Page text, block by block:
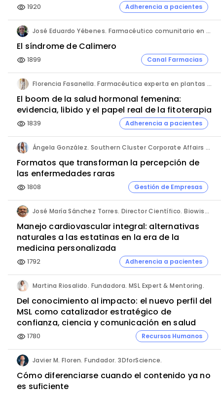
visibility 1920 Adherencia a pacientes
José Eduardo Yébenes. Farmacéutico comunitario en Mijas (Málaga).
El síndrome de Calimero
visibility 1899 Canal Farmacias
Florencia Fasanella. Farmacéutica experta en plantas medicinales.
El boom de la salud hormonal femenina:
evidencia, libido y el papel real de la fitoterapia
visibility 1839 Adherencia a pacientes
Ángela González. Southern Cluster Corporate Affairs & Patient Partnership Director. Kyowa Kirin.
Formatos que transforman la percepción de
las enfermedades raras
visibility 1808 Gestión de Empresas
José María Sánchez Torres. Director Científico. Biowise Pharmaceuticals.
Manejo cardiovascular integral: alternativas
naturales a las estatinas en la era de la
medicina personalizada
visibility 1792 Adherencia a pacientes
Martina Riosalido. Fundadora. MSL Expert & Mentoring.
Del conocimiento al impacto: el nuevo perfil del
MSL como catalizador estratégico de
confianza, ciencia y comunicación en salud
visibility 1780 Recursos Humanos
Javier M. Floren. Fundador. 3DforScience.
Cómo diferenciarse cuando el contenido ya no
es suficiente